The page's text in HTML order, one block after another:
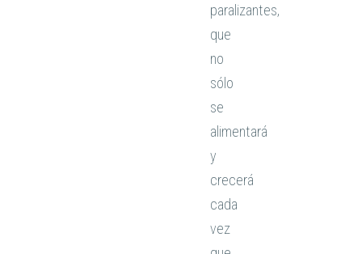
paralizantes,
que
no
sólo
se
alimentará
y
crecerá
cada
vez